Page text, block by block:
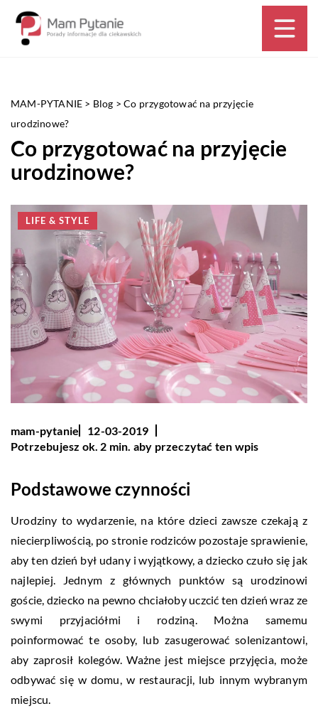
MAM-PYTANIE > Blog >Co przygotować na przyjęcie
urodzinowe?
Co przygotować na przyjęcie
urodzinowe?
LIFE & STYLE
mam-pytanie
12-03-2019
Potrzebujesz ok. 2 min. aby przeczytać ten wpis
Podstawowe czynności
Urodziny to wydarzenie, na które dzieci zawsze czekają z
niecierpliwością, po stronie rodziców pozostaje sprawienie,
aby ten dzień był udany i wyjątkowy, a dziecko czuło się jak
najlepiej. Jednym z głównych punktów są urodzinowi
goście, dziecko na pewno chciałoby uczcić ten dzień wraz ze
swymi przyjaciółmi i rodziną. Można samemu
poinformować te osoby, lub zasugerować solenizantowi,
aby zaprosił kolegów. Ważne jest miejsce przyjęcia, może
odbywać się w domu, w restauracji, lub innym wybranym
miejscu.